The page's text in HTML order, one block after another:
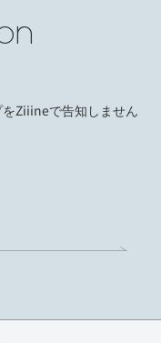
Ziiineで告知しません